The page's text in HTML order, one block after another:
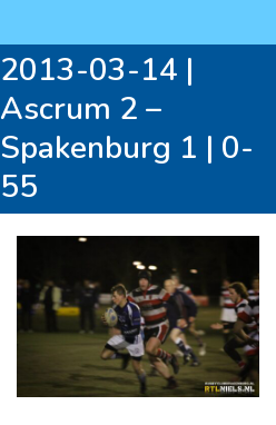
2013-03-14 |
Ascrum 2 –
Spakenburg 1 | 0-
55